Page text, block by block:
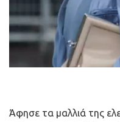
Άφησε τα μαλλιά της